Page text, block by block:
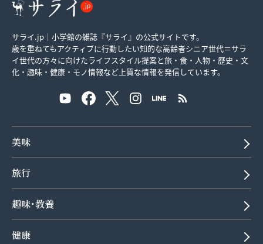
サライ.jp｜小学館の雑誌『サライ』の公式サイトです。
歳を重ねてもアクティブに行動したい知的な高齢者シニア世代＝サラ
イ世代の方々に向けたライフスタイル提案と旅・食・人物・歴史・文
化・趣味・健康・モノ情報など上質な情報を発信しています。
美味
旅行
趣味･教養
健康